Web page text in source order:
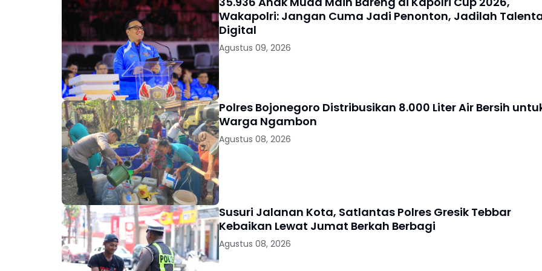
Wakapolri: Jangan Cuma Jadi Penonton, Jadilah
Digital
Agustus 09, 2026
Polres Bojonegoro Distribusikan 8.000 Liter Air Bersih
Warga Ngambon
Agustus 08, 2026
Susuri Jalanan Kota, Satlantas Polres Gresik Tebbar
Kebaikan Lewat Jumat Berkah Berbagi
Agustus 08, 2026